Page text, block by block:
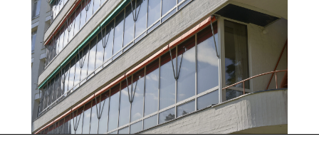
Opastetut kierrokset
Opastetut kierrokset vievät tutustumaan parantolan
historiaan ja ainutlaatuiseen arkkitehtuuriin.
Lue lisää
Saapuminen
Parantola on saavutettavissa autolla ja julkisella
liikenteellä.
Lue lisää